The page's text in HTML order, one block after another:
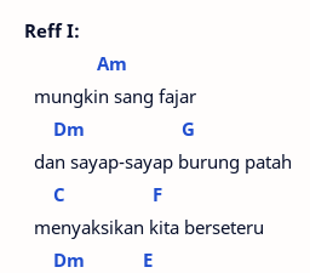
Reff I:
Am
mungkin sang fajar
Dm
G
dan sayap-sayap burung patah
C
F
menyaksikan kita berseteru
Dm
E